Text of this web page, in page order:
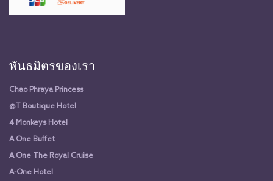
พันธมิตรของเรา
Chao Phraya Princess
@T Boutique Hotel
4 Monkeys Hotel
A One Buffet
A One The Royal Cruise
A-One Hotel